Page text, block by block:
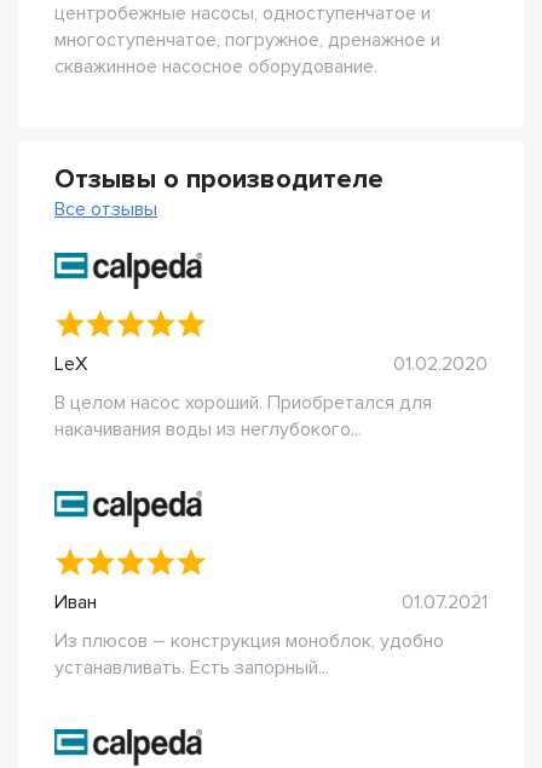
центробежные насосы, одноступенчатое и
многоступенчатое, погружное, дренажное и
скважинное насосное оборудование.
Отзывы о производителе
Все отзывы
LeX
01.02.2020
В целом насос хороший. Приобретался для
накачивания воды из неглубокого...
Иван
01.07.2021
Из плюсов – конструкция моноблок, удобно
устанавливать. Есть запорный...